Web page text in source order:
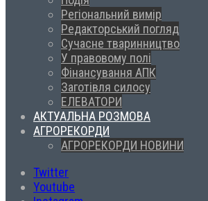
Регіональний вимір
Редакторський погляд
Сучасне тваринництво
У правовому полі
Фінансування АПК
Заготівля силосу
ЕЛЕВАТОРИ
АКТУАЛЬНА РОЗМОВА
АГРОРЕКОРДИ
АГРОРЕКОРДИ НОВИНИ
Twitter
Youtube